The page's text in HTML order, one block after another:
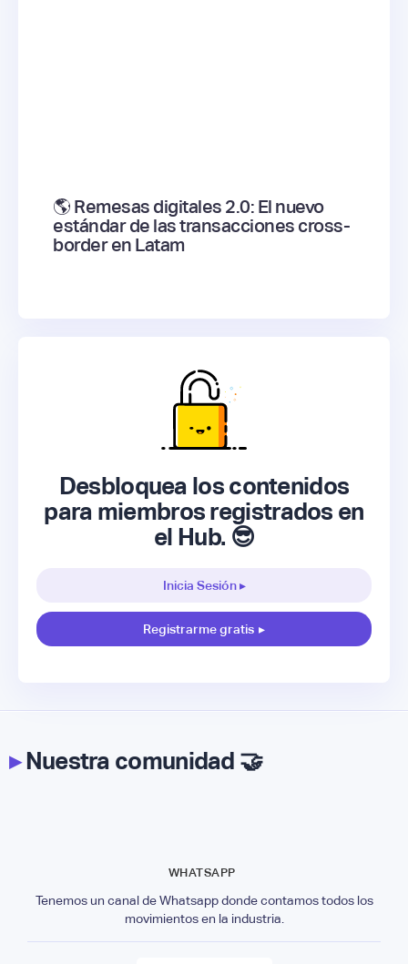
🌎 Remesas digitales 2.0: El nuevo
estándar de las transacciones cross-
border en Latam
Desbloquea los contenidos
para miembros registrados en
el Hub. 😎
Inicia Sesión ▸
Registrarme gratis ▸
▸Nuestra comunidad 🤝
WHATSAPP
Tenemos un canal de Whatsapp donde contamos todos los
movimientos en la industria.